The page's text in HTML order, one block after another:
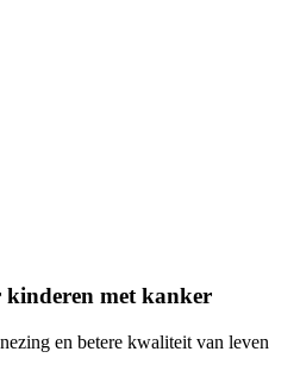
met kanker
en betere kwaliteit van leven